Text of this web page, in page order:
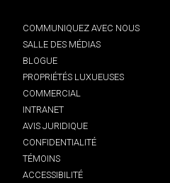
COMMUNIQUEZ AVEC NOUS
SALLE DES MÉDIAS
BLOGUE
PROPRIÉTÉS LUXUEUSES
COMMERCIAL
INTRANET
AVIS JURIDIQUE
CONFIDENTIALITÉ
TÉMOINS
ACCESSIBILITÉ